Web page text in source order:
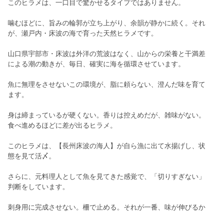
このヒラメは、一口目で驚かせるタイプではありません。
噛むほどに、旨みの輪郭が立ち上がり、余韻が静かに続く。それ
が、瀬戸内・床波の海で育った天然ヒラメです。
山口県宇部市・床波は外洋の荒波はなく、山からの栄養と干満差
による潮の動きが、毎日、確実に海を循環させています。
魚に無理をさせないこの環境が、脂に頼らない、澄んだ味を育て
ます。
身は締まっているが硬くない。香りは控えめだが、雑味がない。
食べ進めるほどに差が出るヒラメ。
このヒラメは、【長州床波の海人】が自ら漁に出て水揚げし、状
態を見て活〆。
さらに、元料理人として魚を見てきた感覚で、「切りすぎない」
判断をしています。
刺身用に完成させない。柵で止める。それが一番、味が伸びるか